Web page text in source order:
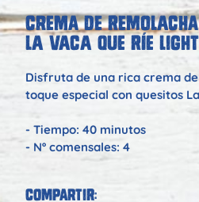
CREMA DE
LA VACA QUE RÍE LIGHT
Disfruta de una rica crema
toque especial con quesitos
- Tiempo: 40 minutos
- Nº comensales: 4
Compartir: